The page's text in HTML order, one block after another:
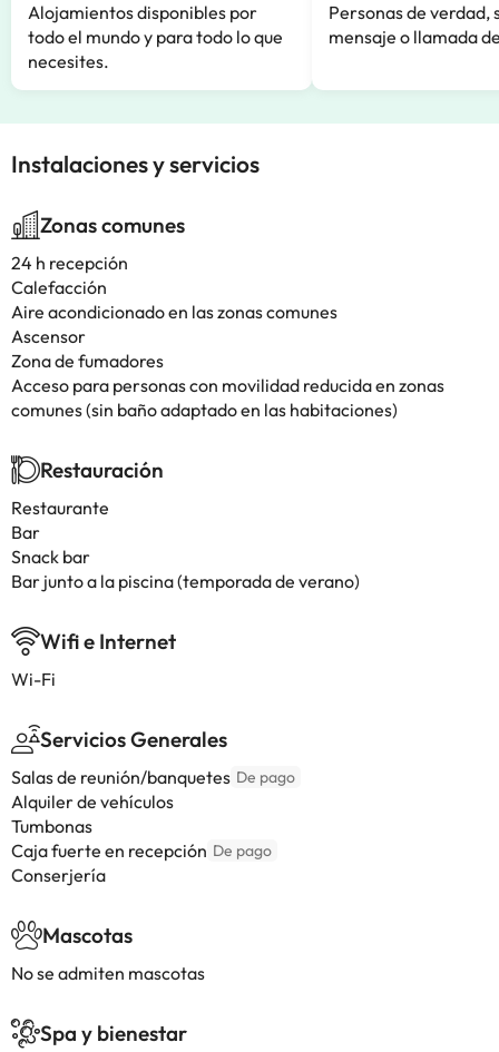
Alojamientos disponibles por
todo el mundo y para todo lo que
necesites.
Personas de verdad,
mensaje o llamada
Instalaciones y servicios
Zonas comunes
24 h recepción
Calefacción
Aire acondicionado en las zonas comunes
Ascensor
Zona de fumadores
Acceso para personas con movilidad reducida en zonas
comunes (sin baño adaptado en las habitaciones)
Restauración
Restaurante
Bar
Snack bar
Bar junto a la piscina (temporada de verano)
Wifi e Internet
Wi-Fi
Servicios Generales
Salas de reunión/banquetes De pago
Alquiler de vehículos
Tumbonas
Caja fuerte en recepción De pago
Conserjería
Mascotas
No se admiten mascotas
Spa y bienestar